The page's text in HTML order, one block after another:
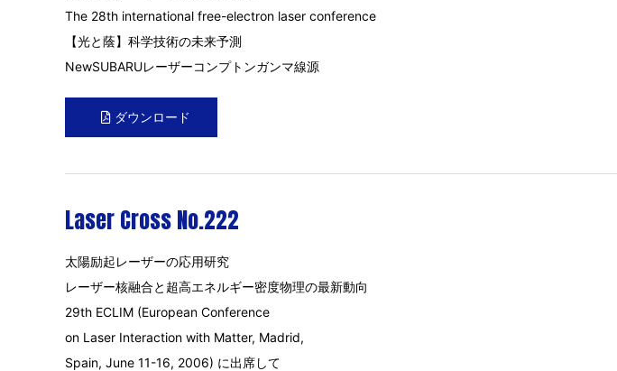
The 28th international free-electron laser conference
【光と蔭】科学技術の未来予測
NewSUBARUレーザーコンプトンガンマ線源
ダウンロード
Laser Cross No.222
太陽励起レーザーの応用研究
レーザー核融合と超高エネルギー密度物理の最新動向
29th ECLIM (European Conference
on Laser Interaction with Matter, Madrid,
Spain, June 11-16, 2006) に出席して